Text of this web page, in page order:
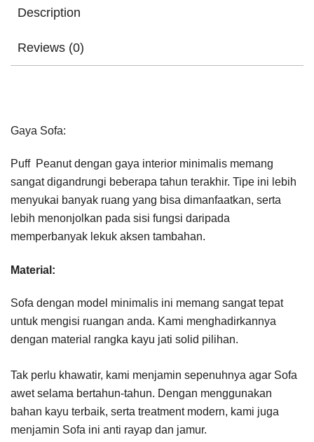
Description
Reviews (0)
Gaya Sofa:
Puff Peanut dengan gaya interior minimalis memang
sangat digandrungi beberapa tahun terakhir. Tipe ini lebih
menyukai banyak ruang yang bisa dimanfaatkan, serta
lebih menonjolkan pada sisi fungsi daripada
memperbanyak lekuk aksen tambahan.
Material:
Sofa dengan model minimalis ini memang sangat tepat
untuk mengisi ruangan anda. Kami menghadirkannya
dengan material rangka kayu jati solid pilihan.
Tak perlu khawatir, kami menjamin sepenuhnya agar Sofa
awet selama bertahun-tahun. Dengan menggunakan
bahan kayu terbaik, serta treatment modern, kami juga
menjamin Sofa ini anti rayap dan jamur.